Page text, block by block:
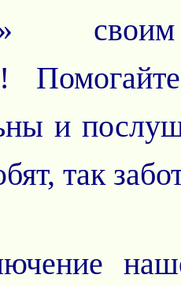
и
так